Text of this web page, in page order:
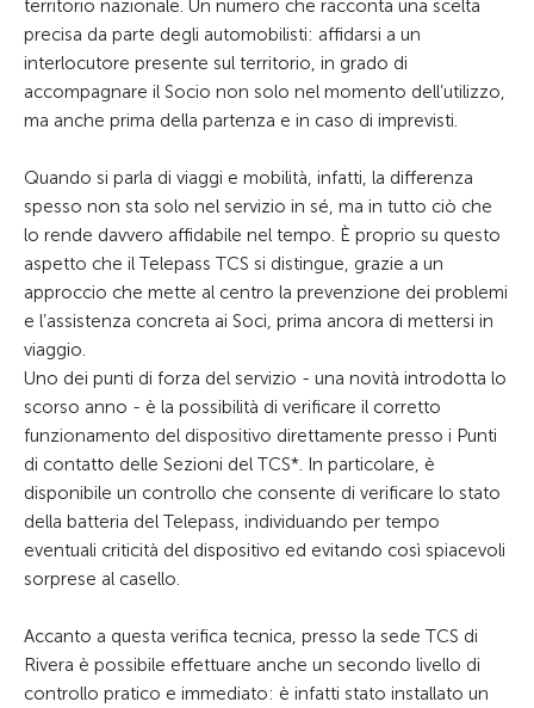
territorio nazionale. Un numero che racconta una scelta
precisa da parte degli automobilisti: affidarsi a un
interlocutore presente sul territorio, in grado di
accompagnare il Socio non solo nel momento dell’utilizzo,
ma anche prima della partenza e in caso di imprevisti.
Quando si parla di viaggi e mobilità, infatti, la differenza
spesso non sta solo nel servizio in sé, ma in tutto ciò che
lo rende davvero affidabile nel tempo. È proprio su questo
aspetto che il Telepass TCS si distingue, grazie a un
approccio che mette al centro la prevenzione dei problemi
e l’assistenza concreta ai Soci, prima ancora di mettersi in
viaggio.
Uno dei punti di forza del servizio - una novità introdotta lo
scorso anno - è la possibilità di verificare il corretto
funzionamento del dispositivo direttamente presso i Punti
di contatto delle Sezioni del TCS*. In particolare, è
disponibile un controllo che consente di verificare lo stato
della batteria del Telepass, individuando per tempo
eventuali criticità del dispositivo ed evitando così spiacevoli
sorprese al casello.
Accanto a questa verifica tecnica, presso la sede TCS di
Rivera è possibile effettuare anche un secondo livello di
controllo pratico e immediato: è infatti stato installato un